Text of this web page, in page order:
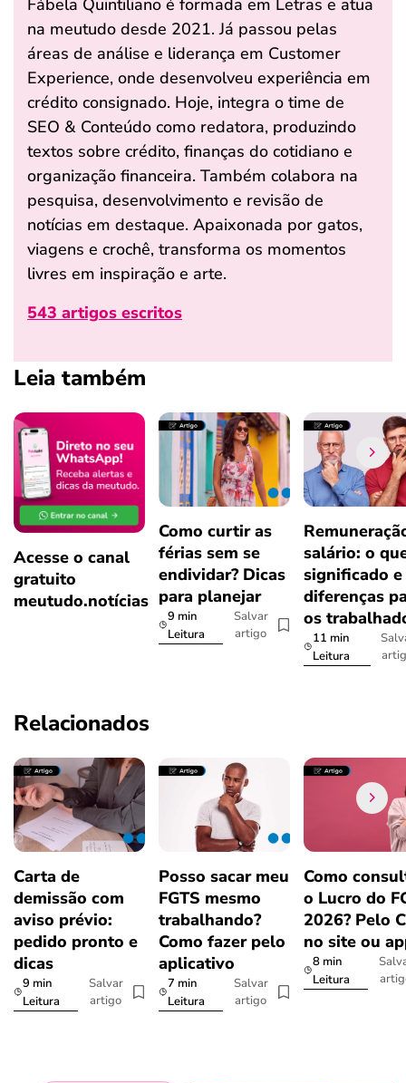
na meutudo desde 2021. Já passou pelas
áreas de análise e liderança em Customer
Experience, onde desenvolveu experiência em
crédito consignado. Hoje, integra o time de
SEO & Conteúdo como redatora, produzindo
textos sobre crédito, finanças do cotidiano e
organização financeira. Também colabora na
pesquisa, desenvolvimento e revisão de
notícias em destaque. Apaixonada por gatos,
viagens e crochê, transforma os momentos
livres em inspiração e arte.
543 artigos escritos
Leia também
Acesse o canal
gratuito
meutudo.notícias
Como curtir as
férias sem se
endividar? Dicas
para planejar
9 min
Leitura
Salvar
artigo
salário: o
significado e
diferenças
os
11 min
Leitura
Relacionados
Carta de
demissão com
aviso prévio:
pedido pronto e
dicas
9 min
Leitura
Salvar
artigo
Posso sacar meu
FGTS mesmo
trabalhando?
Como fazer pelo
aplicativo
7 min
Leitura
Salvar
artigo
Como
o Lucro do
2026? Pelo
no site ou
8 min
Leitura